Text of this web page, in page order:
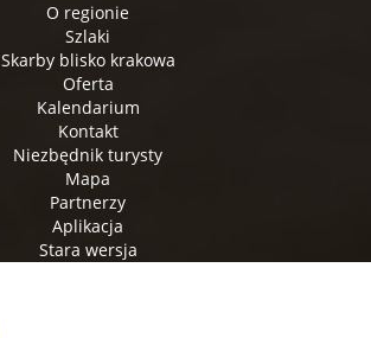
O regionie
Szlaki
Skarby blisko krakowa
Oferta
Kalendarium
Kontakt
Niezbędnik turysty
Mapa
Partnerzy
Aplikacja
Stara wersja